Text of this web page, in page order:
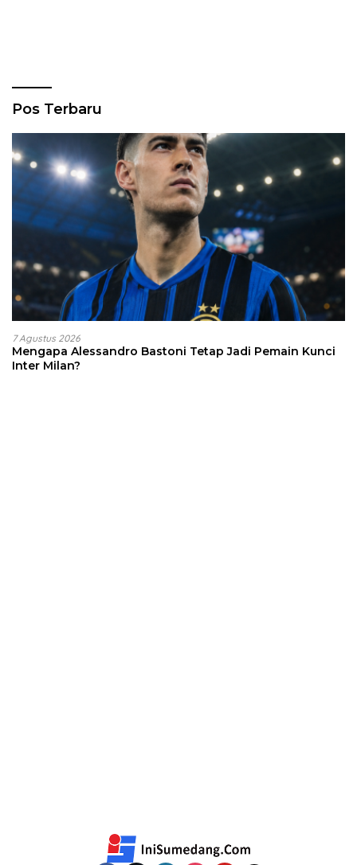
Pos Terbaru
7 Agustus 2026
Mengapa Alessandro Bastoni Tetap Jadi Pemain Kunci
Inter Milan?